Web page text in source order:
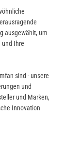
ausgewählt, um
und Ihre
sind - unsere
und
und Marken,
Innovation